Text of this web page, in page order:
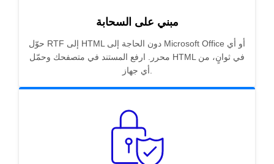
مبني على السحابة
حوّل RTF إلى HTML دون الحاجة إلى Microsoft Office أو أي
محرر. ارفع المستند في متصفحك وحمّل HTML في ثوانٍ، من
أي جهاز.